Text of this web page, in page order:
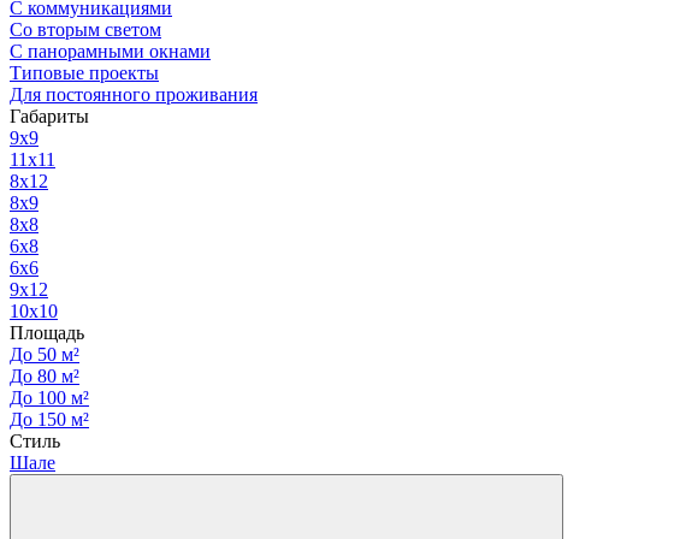
С коммуникациями
Со вторым светом
С панорамными окнами
Типовые проекты
Для постоянного проживания
Габариты
9x9
11x11
8x12
8x9
8x8
6x8
6x6
9x12
10x10
Площадь
До 50 м²
До 80 м²
До 100 м²
До 150 м²
Стиль
Шале